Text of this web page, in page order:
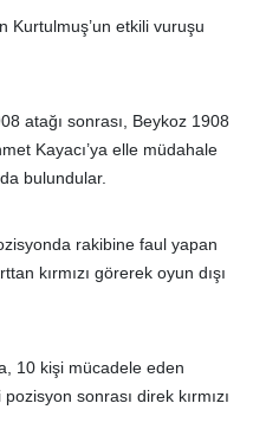
Kurtulmuş’un etkili vuruşu
atağı sonrası, Beykoz 1908
Kayacı’ya elle müdahale
bulundular.
rakibine faul yapan
kırmızı görerek oyun dışı
10 kişi mücadele eden
sonrası direk kırmızı